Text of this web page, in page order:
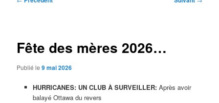
Fête des mères 2026…
Publié le9 mai 2026
HURRICANES: UN CLUB À SURVEILLER: Après avoir
balayé Ottawa du revers